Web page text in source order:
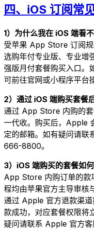
四、iOS 订阅常
1）为什么我在 iOS 端看
受苹果 App Store 订阅
选购年付专业版、专业增
强版月付套餐购买入口。
可前往官网或小程序平台
2）通过 iOS 端购买套餐
通过 App Store 内购的
一代收。购买后，Apple
定的邮箱。如有疑问请
666-8800。
3）iOS 端购买的套餐如何
App Store 内购订单的款
程均由苹果官方主导审核
通过 Apple 官方退款渠
款成功，对应套餐权限将
疑问请联系 Apple 官方